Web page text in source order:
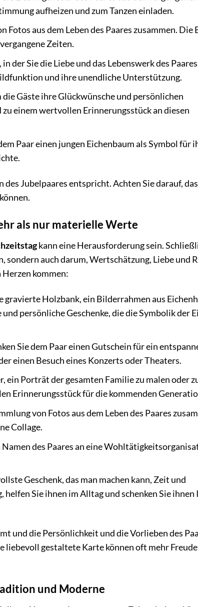
aufheizen und zum Tanzen einladen.
Fotos aus dem Leben des Paares zusammen. Die
Zeiten.
der Sie die Liebe und das Lebenswerk des Paares
und ihre unendliche Unterstützung.
die Gäste ihre Glückwünsche und persönlichen
einem wertvollen Erinnerungsstück an diesen
Paar einen jungen Eichenbaum als Symbol für
Jubelpaares entspricht. Achten Sie darauf,
als nur materielle Werte
kann eine Herausforderung sein.
sondern auch darum, Wertschätzung, Liebe und
Herzen kommen:
gravierte Holzbank, ein Bilderrahmen aus
persönliche Geschenke, die die Symbolik der
Sie dem Paar einen Gutschein für ein
einen Besuch eines Konzerts oder Theaters.
ein Porträt der gesamten Familie zu malen oder
Erinnerungsstück für die kommenden
von Fotos aus dem Leben des Paares
Collage.
Namen des Paares an eine
Geschenk, das man machen kann, Zeit und
Sie ihnen im Alltag und schenken Sie ihnen
und die Persönlichkeit und die Vorlieben des
liebevoll gestaltete Karte können oft mehr Freude
und Moderne